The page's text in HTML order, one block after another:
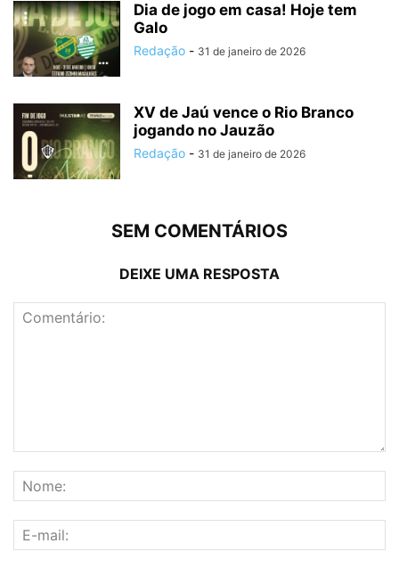
Dia de jogo em casa! Hoje tem
Galo
Redação - 31 de janeiro de 2026
XV de Jaú vence o Rio Branco
jogando no Jauzão
Redação - 31 de janeiro de 2026
SEM COMENTÁRIOS
DEIXE UMA RESPOSTA